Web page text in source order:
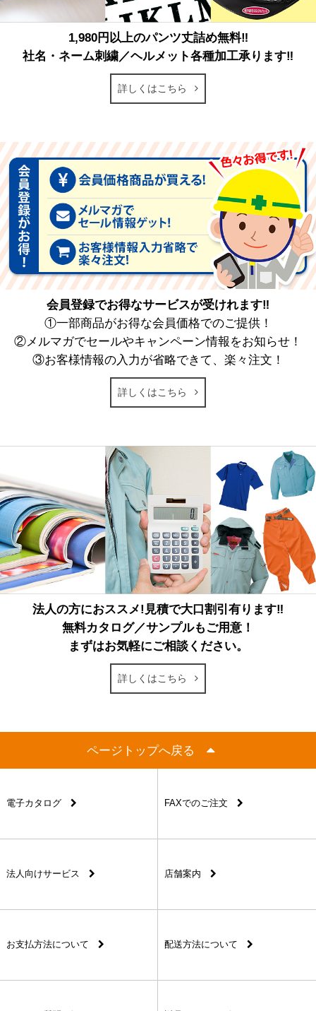
1,980円以上のパンツ丈詰め無料‼
社名・ネーム刺繍／ヘルメット各種加工承ります‼
詳しくはこちら
会員登録でお得なサービスが受けれます‼
①一部商品がお得な会員価格でのご提供！
②メルマガでセールやキャンペーン情報をお知らせ！
③お客様情報の入力が省略できて、楽々注文！
詳しくはこちら
法人の方におススメ!見積で大口割引有ります‼
無料カタログ／サンプルもご用意！
まずはお気軽にご相談ください。
詳しくはこちら
ページトップへ戻る
電子カタログ FAXでのご注文
法人向けサービス 店舗案内
お支払方法について 配送方法について